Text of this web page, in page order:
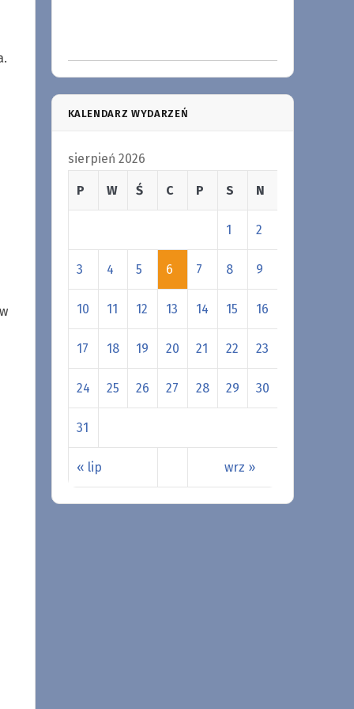
KALENDARZ WYDARZEŃ
sierpień 2026
P W Ś C P S N
« lip wrz »
1 2
3 4 5 6 7 8 9
10 11 12 13 14 15 16
17 18 19 20 21 22 23
24 25 26 27 28 29 30
31